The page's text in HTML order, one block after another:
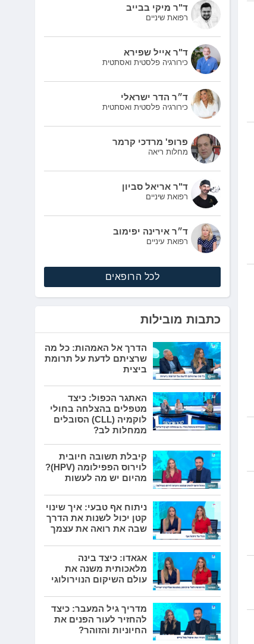
ד"ר מיקי בבייב
רפואת שיניים
ד"ר אייל שפירא
כירורגיה פלסטית ואסתטית
ד״ר הדר ישראלי
כירורגיה פלסטית ואסתטית
פרופ' מרדכי קרמר
מחלות ריאה
ד"ר אריאל סביון
רפואת שיניים
ד״ר אירינה יפימוב
רפואת עיניים
לכל הרופאים
כתבות מובילות
הדרך אל האמהות: כל מה
שרציתם לדעת על תרומת
ביצית
האתגר הכפול: כיצד
מטפלים בהצלחה בחולי
לוקמיה (CLL) הסובלים
ממחלות לב?
קיבלת תשובה חיובית
לוירוס הפפילומה (HPV)?
מהיום יש מה לעשות
ניתוח אף טבעי: איך שינוי
קטן יכול לשנות את הדרך
שבה את רואה את עצמך
אגאדו: כיצד בינה
מלאכותית משנה את
עולם השיקום הנוירולוגי
מדריך גיל המעבר: כיצד
להחזיר לעור הפנים את
החיוניות והזוהר?